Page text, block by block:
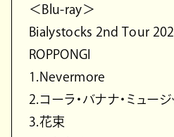
＜Blu-ray＞
Bialystocks 2nd Tour
ROPPONGI
1.Nevermore
2.コーラ・バナナ・ミュージ
3.花束